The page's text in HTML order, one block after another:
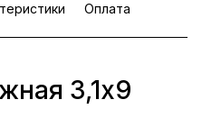
Оплата
3,1х9